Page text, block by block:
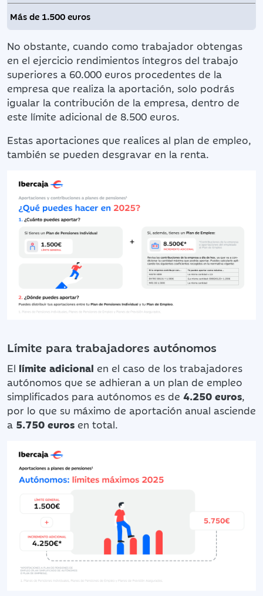
Más de 1.500 euros
No obstante, cuando como trabajador obtengas
en el ejercicio rendimientos íntegros del trabajo
superiores a 60.000 euros procedentes de la
empresa que realiza la aportación, solo podrás
igualar la contribución de la empresa, dentro de
este límite adicional de 8.500 euros.
Estas aportaciones que realices al plan de empleo,
también se pueden desgravar en la renta.
Límite para trabajadores autónomos
El límite adicional en el caso de los trabajadores
autónomos que se adhieran a un plan de empleo
simplificados para autónomos es de 4.250 euros,
por lo que su máximo de aportación anual asciende
a 5.750 euros en total.